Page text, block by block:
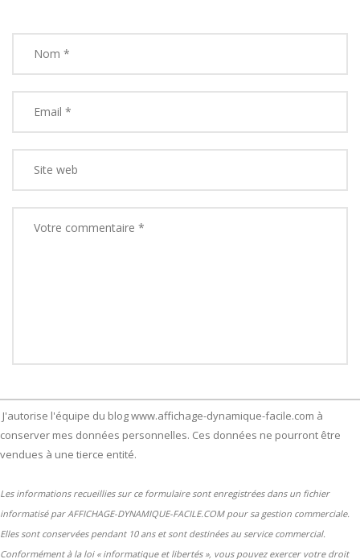
J'autorise l'équipe du blog www.affichage-dynamique-facile.com à
conserver mes données personnelles. Ces données ne pourront être
vendues à une tierce entité.
Les informations recueillies sur ce formulaire sont enregistrées dans un fichier
informatisé par AFFICHAGE-DYNAMIQUE-FACILE.COM pour sa gestion commerciale.
Elles sont conservées pendant 10 ans et sont destinées au service commercial.
Conformément à la loi « informatique et libertés », vous pouvez exercer votre droit